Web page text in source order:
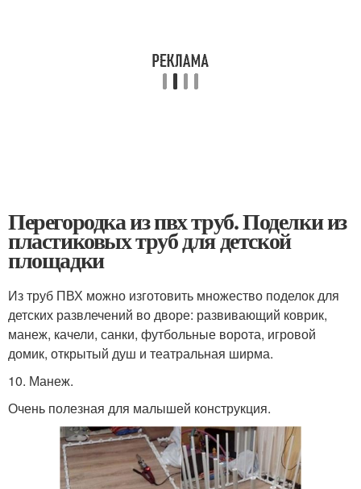
Перегородка из пвх труб. Поделки из
пластиковых труб для детской
площадки
Из труб ПВХ можно изготовить множество поделок для
детских развлечений во дворе: развивающий коврик,
манеж, качели, санки, футбольные ворота, игровой
домик, открытый душ и театральная ширма.
10. Манеж.
Очень полезная для малышей конструкция.